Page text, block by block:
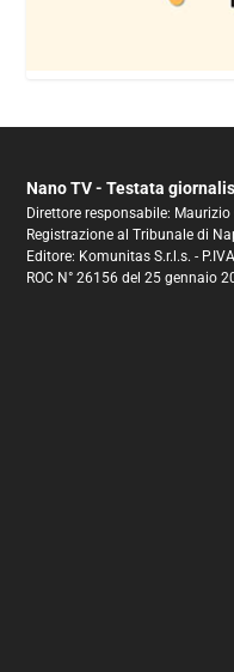
Nano TV - Testata
Direttore responsabile: Maurizio
Registrazione al Tribunale di
Editore: Komunitas S.r.l.s. -
ROC N° 26156 del 25 gennaio